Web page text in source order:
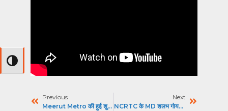
Toggle High Contrast
Previous
Meerut Metro की हुई शुरूआत, Namo Bharat के ट्रैक पर, दौडे़गी ये शानदार सुविधाओं के साथ
Next
NCRTC के MD शलभ गोयल ने किया आधुनिक और यात्री-केंद्रित मेरठ मेट्रो ट्रेनसेट का अनावरण